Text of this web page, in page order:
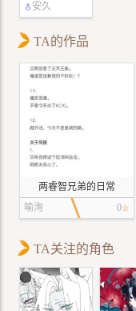
安久
TA的作品
两睿智兄弟的日常
喻洵
0
TA关注的角色